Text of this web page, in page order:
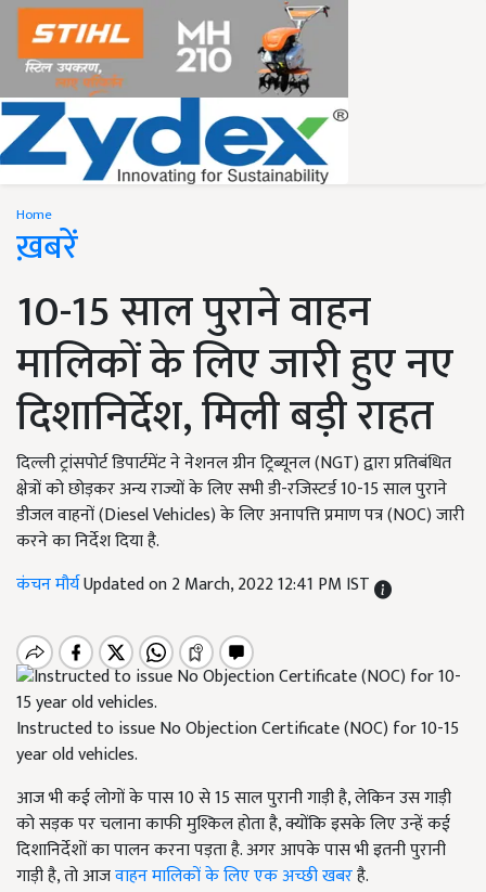
Home
ख़बरें
10-15 साल पुराने वाहन
मालिकों के लिए जारी हुए नए
दिशानिर्देश, मिली बड़ी राहत
दिल्ली ट्रांसपोर्ट डिपार्टमेंट ने नेशनल ग्रीन ट्रिब्यूनल (NGT) द्वारा प्रतिबंधित
क्षेत्रों को छोड़कर अन्य राज्यों के लिए सभी डी-रजिस्टर्ड 10-15 साल पुराने
डीजल वाहनों (Diesel Vehicles) के लिए अनापत्ति प्रमाण पत्र (NOC) जारी
करने का निर्देश दिया है.
कंचन मौर्यUpdated on 2 March, 2022 12:41 PM IST
Instructed to issue No Objection Certificate (NOC) for 10-15
year old vehicles.
आज भी कई लोगों के पास 10 से 15 साल पुरानी गाड़ी है, लेकिन उस गाड़ी
को सड़क पर चलाना काफी मुश्किल होता है, क्योंकि इसके लिए उन्हें कई
दिशानिर्देशों का पालन करना पड़ता है. अगर आपके पास भी इतनी पुरानी
गाड़ी है, तो आजवाहन मालिकों के लिए एक अच्छी खबरहै.